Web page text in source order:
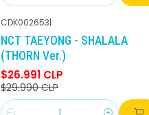
-10%DCTO
CDK002653|
NCT TAEYONG - SHALALA
(THORN Ver.)
$26.991 CLP
$29.990 CLP